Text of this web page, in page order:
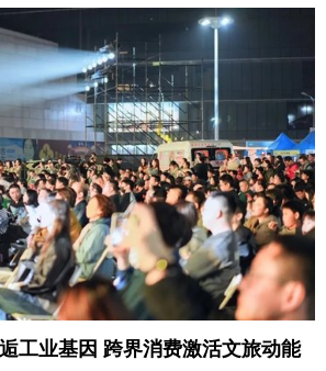
工业基因 跨界消费激活文旅动能